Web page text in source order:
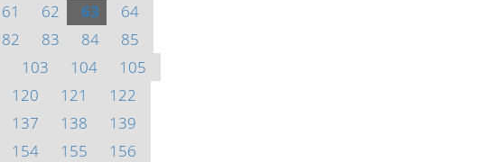
61 62 63
64
82 83 84
85
103 104
105
120 121
122
137 138
139
154 155
156